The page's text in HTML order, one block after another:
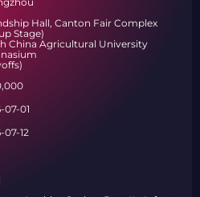
Hall, Canton Fair Complex
Stage)
China Agricultural University
07-01
07-12